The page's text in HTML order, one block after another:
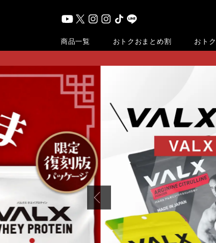
商品一覧 おトク おまとめ割 おトク